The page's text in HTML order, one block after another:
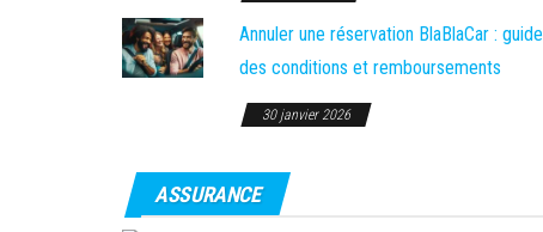
Annuler une réservation BlaBlaCar : guide
des conditions et remboursements
30 janvier 2026
ASSURANCE